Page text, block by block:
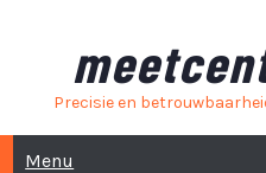
Precisie en
Menu